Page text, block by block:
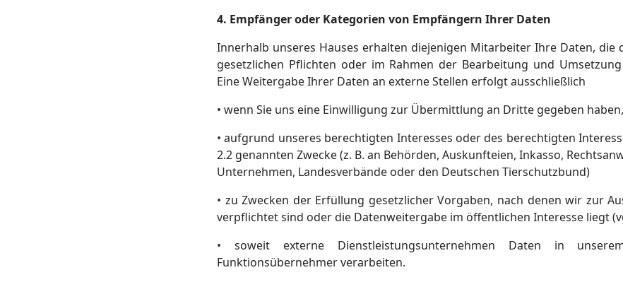
4. Empfänger oder Kategorien von Empfängern Ihrer Daten
Innerhalb unseres Hauses erhalten diejenigen Mitarbeiter Ihre Daten,
gesetzlichen Pflichten oder im Rahmen der Bearbeitung und
Eine Weitergabe Ihrer Daten an externe Stellen erfolgt ausschließlich
• wenn Sie uns eine Einwilligung zur Übermittlung an Dritte gegeben haben,
• aufgrund unseres berechtigten Interesses oder des berechtigten
2.2 genannten Zwecke (z. B. an Behörden, Auskunfteien, Inkasso,
Unternehmen, Landesverbände oder den Deutschen Tierschutzbund)
• zu Zwecken der Erfüllung gesetzlicher Vorgaben, nach denen wir zur
verpflichtet sind oder die Datenweitergabe im öffentlichen Interesse liegt
• soweit externe Dienstleistungsunternehmen Daten in
Funktionsübernehmer verarbeiten.